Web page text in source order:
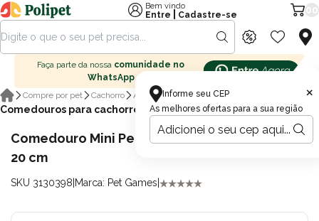
Informe seu CEP
As melhores ofertas para a sua região
×
Bem vindo
Entre
Cadastre-se
Faça parte da nossa comunidade no
WhatsApp
Compre por pet
Cachorro Acessórios para cachorro
Comedouros para cachorro
Comedouro Mini Pet Fit Pet Games Azul com
20 cm
SKU 3130398 Marca: Pet Games